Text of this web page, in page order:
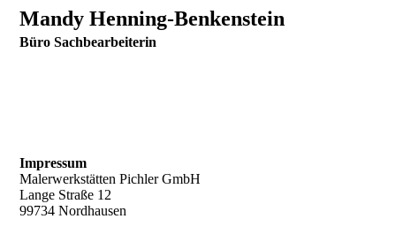
Mandy Henning-Benkenstein
Büro Sachbearbeiterin
Impressum
Malerwerkstätten Pichler GmbH
Lange Straße 12
99734 Nordhausen